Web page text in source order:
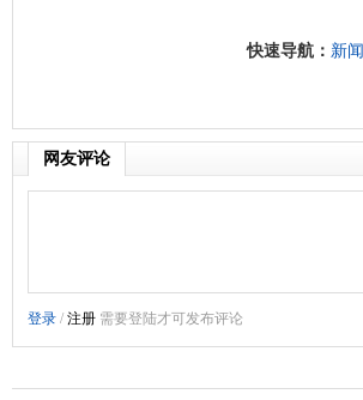
快速导航： 新闻
网友评论